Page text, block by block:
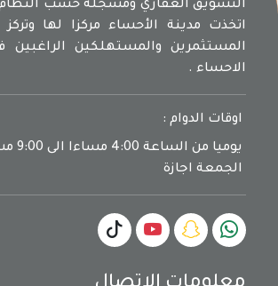
التسويق العقاري ومسجلة حسب
اتخذت مدينة الأحساء مركزا لها
المستثمرين والمستهلكين
الاحساء .
اوقات الدوام :
يوميا
الجمعة اجازة